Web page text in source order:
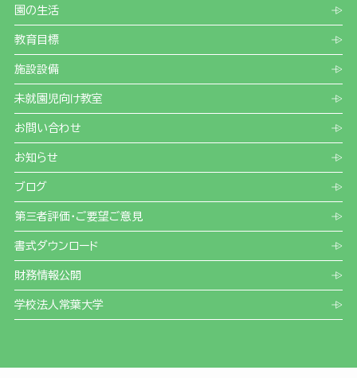
園の生活
教育目標
施設設備
未就園児向け教室
お問い合わせ
お知らせ
ブログ
第三者評価・ご要望ご意見
書式ダウンロード
財務情報公開
学校法人常葉大学